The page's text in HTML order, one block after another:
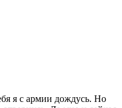
я с армии дождусь. Но